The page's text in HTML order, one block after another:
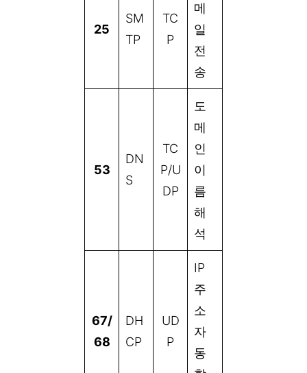
25
SM
TP
TC
P
메
일
전
송
53
DN
S
TC
P/U
DP
도
메
인
이
름
해
석
67/
68
DH
CP
UD
P
IP
주
소
자
동